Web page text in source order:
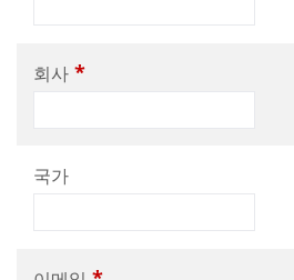
회사 *
국가